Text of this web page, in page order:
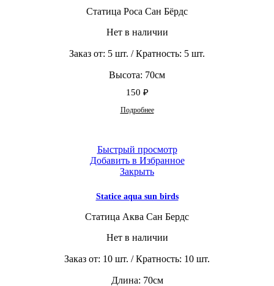
Статица Роса Сан Бёрдс
Нет в наличии
Заказ от: 5 шт. / Кратность: 5 шт.
Высота: 70см
150 ₽
Подробнее
Быстрый просмотр
Добавить в Избранное
Закрыть
Statice aqua sun birds
Статица Аква Сан Бердс
Нет в наличии
Заказ от: 10 шт. / Кратность: 10 шт.
Длина: 70см